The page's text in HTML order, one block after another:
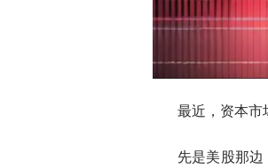
最近，资本市
先是美股那